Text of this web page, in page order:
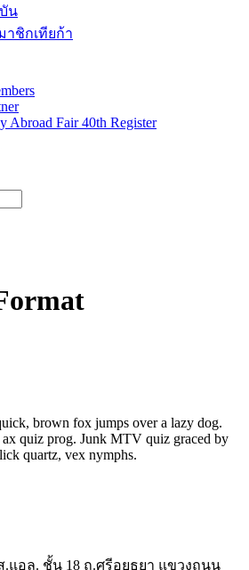
น
าชิกเทียก้า
Abroad Fair 40th Register
brown fox jumps over a lazy dog.
quiz prog. Junk MTV quiz graced by
quartz, vex nymphs.
ส.แอล. ชั้น 18 ถ.ศรีอยุธยา แขวงถนน